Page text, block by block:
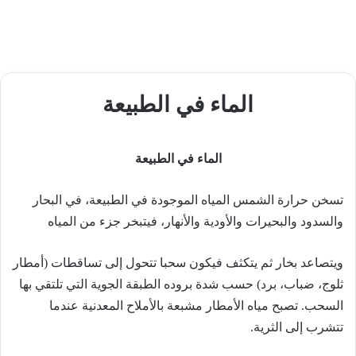
الماء في الطبيعة
الماء في الطبيعة
تسخن حرارة الشمس المياه الموجودة في الطبيعة، في البحار
والسدود والبحيرات والأودية والأنهار، فيتبخر جزء من المياه
ويتصاعد بخار ثم يتكثف فيكون سحبا تتحول إلى تساقطات (أمطار
ثلوج، ضباب، برد) حسب شدة بروده الطبقة الجوية التي تلتقي بها
السحب. تصبح مياه الأمطار مشبعة بالأملاح المعدنية عندما
تتشرب إلى الثرية.